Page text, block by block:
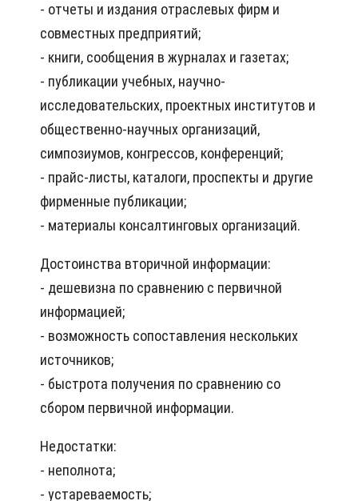
- отчеты и издания отраслевых фирм и
совместных предприятий;
- книги, сообщения в журналах и газетах;
- публикации учебных, научно-
исследовательских, проектных институтов и
общественно-научных организаций,
симпозиумов, конгрессов, конференций;
- прайс-листы, каталоги, проспекты и другие
фирменные публикации;
- материалы консалтинговых организаций.
Достоинства вторичной информации:
- дешевизна по сравнению с первичной
информацией;
- возможность сопоставления нескольких
источников;
- быстрота получения по сравнению со
сбором первичной информации.
Недостатки:
- неполнота;
- устареваемость;